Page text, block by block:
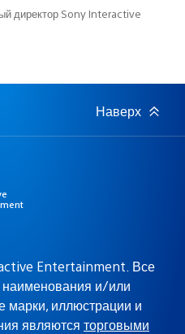
директор Sony Interactive
Наверх
Entertainment. Все
наименования и/или
марки, иллюстрации и
являются торговыми